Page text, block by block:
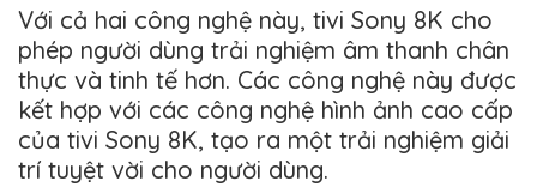
Với cả hai công nghệ này, tivi Sony 8K cho
phép người dùng trải nghiệm âm thanh chân
thực và tinh tế hơn. Các công nghệ này được
kết hợp với các công nghệ hình ảnh cao cấp
của tivi Sony 8K, tạo ra một trải nghiệm giải
trí tuyệt vời cho người dùng.